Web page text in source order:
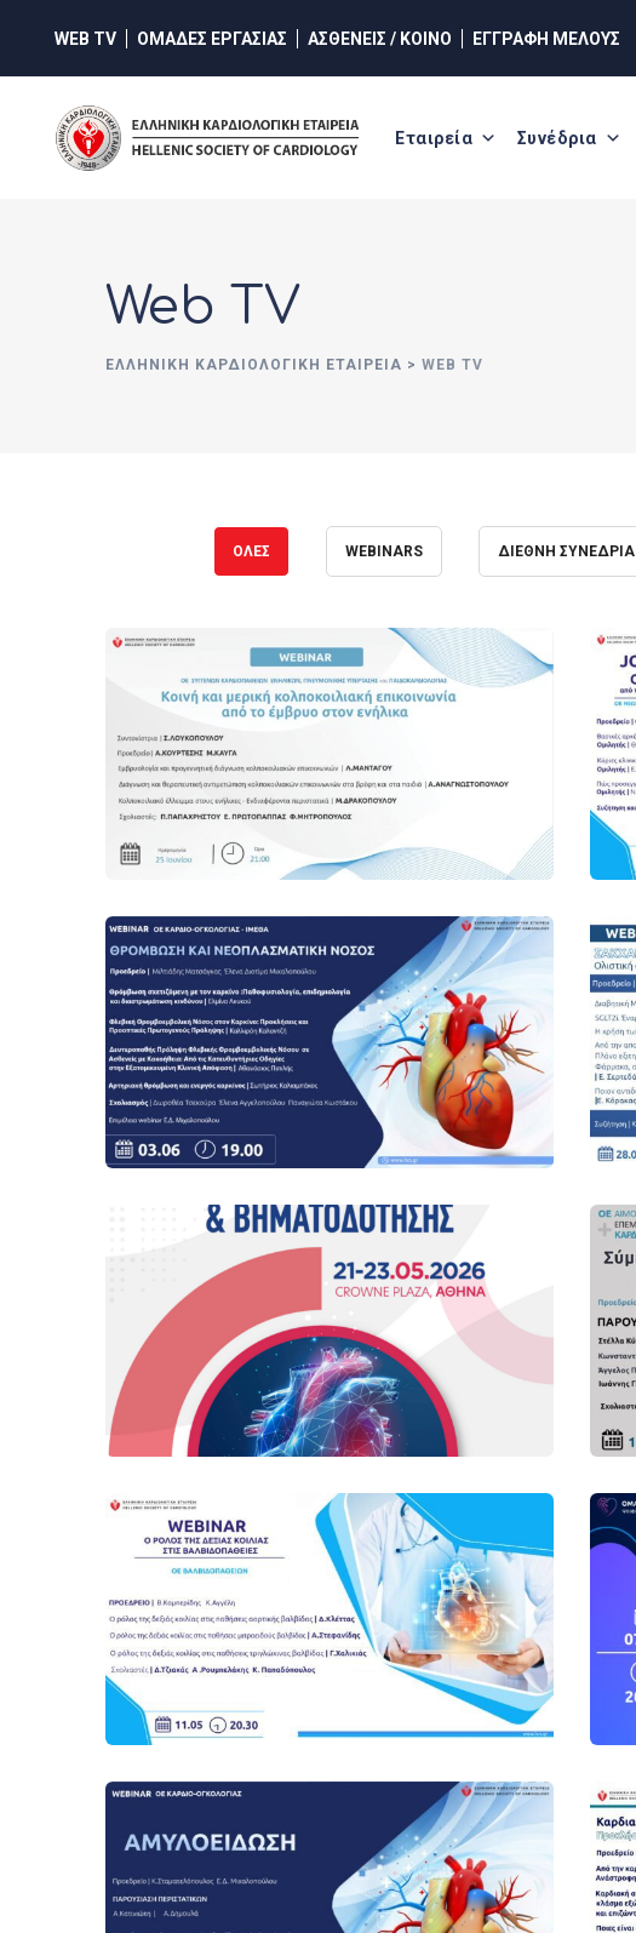
WEB TV ΟΜΑΔΕΣ ΕΡΓΑΣΙΑΣ ΑΣΘΕΝΕΙΣ / ΚΟΙΝΟ ΕΓΓΡΑΦΗ ΜΕΛΟΥΣ
Εταιρεία Συνέδρια
Web TV
ΕΛΛΗΝΙΚΉ ΚΑΡΔΙΟΛΟΓΙΚΉ ΕΤΑΙΡΕΊΑ > WEB TV
ΌΛΕΣ WEBINARS ΔΙΕΘΝΉ ΣΥΝΈΔΡΙΑ